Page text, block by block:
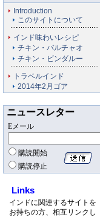
Introduction
このサイトについて
インド味わいレシピ
チキン・バルチャオ
チキン・ビンダルー
トラベルインド
2014年2月ゴア
ニュースレター
Eメール
購読開始
購読停止
Links
インドに関連するサイトを
お持ちの方、相互リンクし